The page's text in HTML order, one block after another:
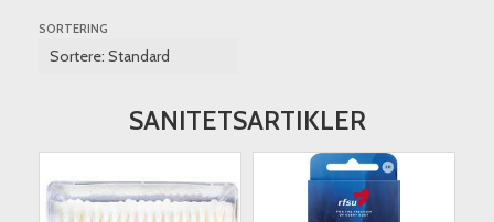
SORTERING
SANITETSARTIKLER